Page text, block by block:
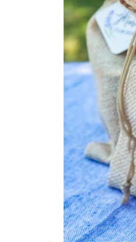
Plicuri pentru bani Botez
Accesorii și decor botez
Lumânări botez
Toppers Candy bar
Etichete marturii botez